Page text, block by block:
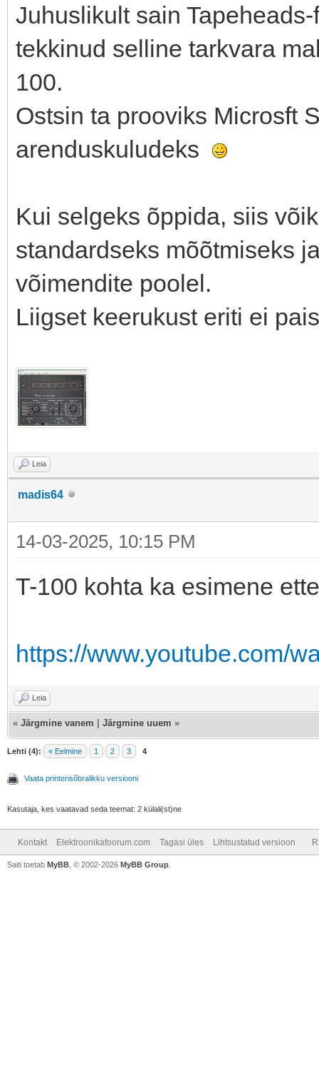
Juhuslikult sain
tekkinud selline tarkvara
100.
Ostsin ta prooviks Microsft
arenduskuludeks
Kui selgeks õppida, siis
standardseks mõõtmiseks
võimendite poolel.
Liigset keerukust eriti ei
Leia
madis64
14-03-2025, 10:15 PM
T-100 kohta ka esimene
https://www.youtube.com/
Leia
« Järgmine vanem | Järgmine uuem »
Lehti (4): « Eelmine 1 2 3 4
Vaata printerisõbralikku versiooni
Kasutaja, kes vaatavad seda teemat: 2 külali(st)ne
Kontakt Elektroonikafoorum.com Tagasi üles Lihtsustatud versioon
Saiti toetab MyBB , © 2002-2026 MyBB Group